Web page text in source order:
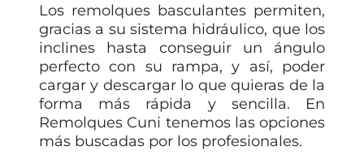
Los remolques basculantes permiten,
gracias a su sistema hidráulico, que los
inclines hasta conseguir un ángulo
perfecto con su rampa, y así, poder
cargar y descargar lo que quieras de la
forma más rápida y sencilla. En
Remolques Cuni tenemos las opciones
más buscadas por los profesionales.